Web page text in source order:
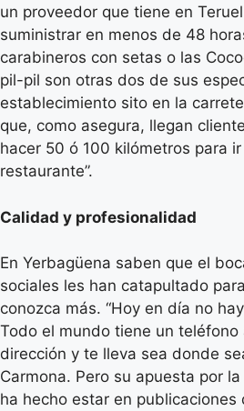
un proveedor que tiene en
suministrar en menos de 48
carabineros con setas o las
pil-pil son otras dos de sus
establecimiento sito en la
que, como asegura, llegan
hacer 50 ó 100 kilómetros para
restaurante”.
Calidad y profesionalidad
En Yerbagüena saben que el
sociales les han catapultado
conozca más. “Hoy en día no
Todo el mundo tiene un teléfono
dirección y te lleva sea donde
Carmona. Pero su apuesta por
ha hecho estar en publicaciones